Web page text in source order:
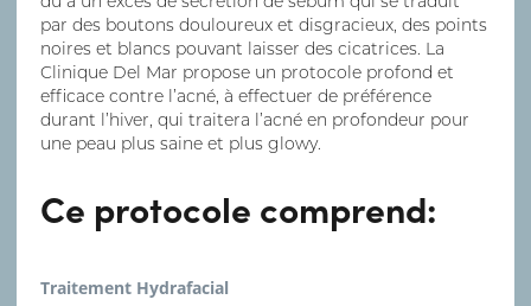
par des boutons douloureux et disgracieux, des points
noires et blancs pouvant laisser des cicatrices. La
Clinique Del Mar propose un protocole profond et
efficace contre l’acné, à effectuer de préférence
durant l’hiver, qui traitera l’acné en profondeur pour
une peau plus saine et plus glowy.
Ce protocole comprend:
Traitement Hydrafacial